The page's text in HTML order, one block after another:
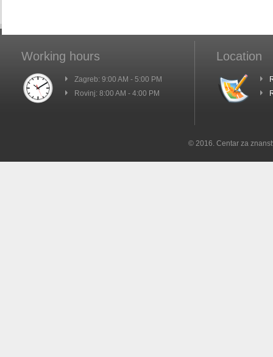
Working hours
Zagreb: 9:00 AM - 5:00 PM
Rovinj: 8:00 AM - 4:00 PM
Location
© 2016. Centar za